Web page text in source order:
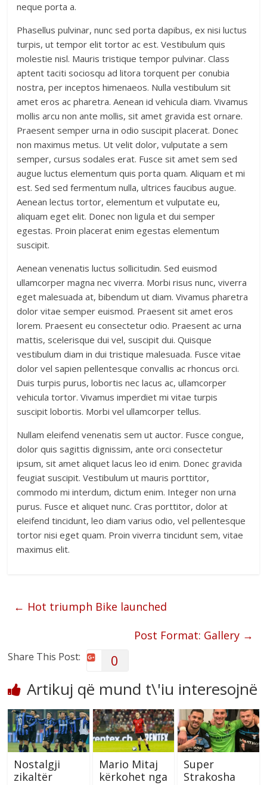
neque porta a.
Phasellus pulvinar, nunc sed porta dapibus, ex nisi luctus
turpis, ut tempor elit tortor ac est. Vestibulum quis
molestie nisl. Mauris tristique tempor pulvinar. Class
aptent taciti sociosqu ad litora torquent per conubia
nostra, per inceptos himenaeos. Nulla vestibulum sit
amet eros ac pharetra. Aenean id vehicula diam. Vivamus
mollis arcu non ante mollis, sit amet gravida est ornare.
Praesent semper urna in odio suscipit placerat. Donec
non maximus metus. Ut velit dolor, vulputate a sem
semper, cursus sodales erat. Fusce sit amet sem sed
augue luctus elementum quis porta quam. Aliquam et mi
est. Sed sed fermentum nulla, ultrices faucibus augue.
Aenean lectus tortor, elementum et vulputate eu,
aliquam eget elit. Donec non ligula et dui semper
egestas. Proin placerat enim egestas elementum
suscipit.
Aenean venenatis luctus sollicitudin. Sed euismod
ullamcorper magna nec viverra. Morbi risus nunc, viverra
eget malesuada at, bibendum ut diam. Vivamus pharetra
dolor vitae semper euismod. Praesent sit amet eros
lorem. Praesent eu consectetur odio. Praesent ac urna
mattis, scelerisque dui vel, suscipit dui. Quisque
vestibulum diam in dui tristique malesuada. Fusce vitae
dolor vel sapien pellentesque convallis ac rhoncus orci.
Duis turpis purus, lobortis nec lacus ac, ullamcorper
vehicula tortor. Vivamus imperdiet mi vitae turpis
suscipit lobortis. Morbi vel ullamcorper tellus.
Nullam eleifend venenatis sem ut auctor. Fusce congue,
dolor quis sagittis dignissim, ante orci consectetur
ipsum, sit amet aliquet lacus leo id enim. Donec gravida
feugiat suscipit. Vestibulum ut mauris porttitor,
commodo mi interdum, dictum enim. Integer non urna
purus. Fusce et aliquet nunc. Cras porttitor, dolor at
eleifend tincidunt, leo diam varius odio, vel pellentesque
tortor nisi eget quam. Proin viverra tincidunt sem, vitae
maximus elit.
← Hot triumph Bike launched
Post Format: Gallery →
Share This Post: 0
Artikuj që mund t\'iu interesojnë
Nostalgji
zikaltër
Mario Mitaj
kërkohet nga
Super
Strakosha